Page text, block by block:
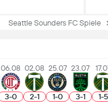
Seattle Sounders FC Spiele
06.08
3-0
02.08
2-1
25.07
1-0
23.07
3-1 1-5